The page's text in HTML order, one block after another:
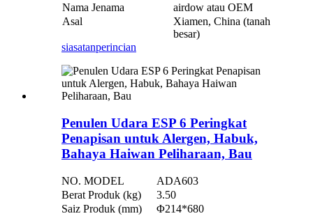
Nama Jenama
airdow atau OEM
Asal
Xiamen, China (tanah
besar)
siasatanperincian
Penulen Udara ESP 6 Peringkat
Penapisan untuk Alergen, Habuk,
Bahaya Haiwan Peliharaan, Bau
NO. MODEL
ADA603
Berat Produk (kg)
3.50
Saiz Produk (mm)
Φ214*680